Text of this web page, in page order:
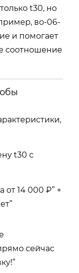
t30, но
во-06-
и помогает
соотношение
t30 с
от 14 000 ₽” +
сейчас